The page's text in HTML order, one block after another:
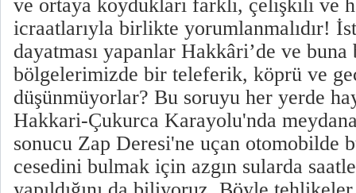
ve ortaya koydukları farklı, çelişkili ve
icraatlarıyla birlikte yorumlanmalıdır!
dayatması yapanlar Hakkâri’de ve buna
bölgelerimizde bir teleferik, köprü ve
düşünmüyorlar? Bu soruyu her yerde
Hakkari-Çukurca Karayolu'nda
sonucu Zap Deresi'ne uçan otomobilde
cesedini bulmak için azgın sularda